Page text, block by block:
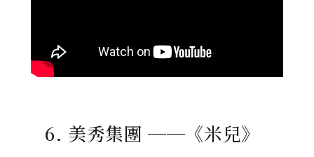
6. 美秀集團 ──《米兒》